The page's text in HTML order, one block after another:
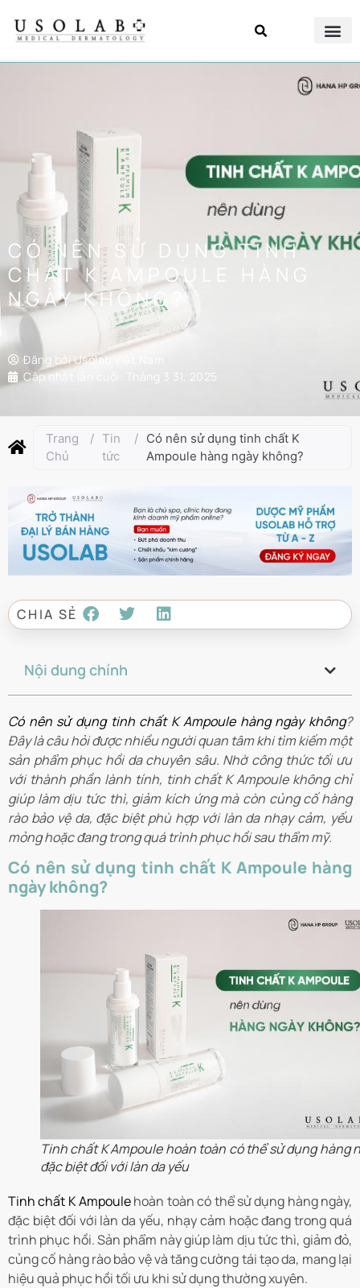
CÓ NÊN SỬ DỤNG TINH
CHẤT K AMPOULE HÀNG
NGÀY KHÔNG?
Đăng bởiUsolab Việt Nam
Cập nhật lần cuối:
Tháng 3 31, 2025
Trang
Chủ
/ Tin
tức
/ Có nên sử dụng tinh chất K
Ampoule hàng ngày không?
CHIA SẺ
Nội dung chính
Có nên sử dụng tinh chất K Ampoule hàng ngày không?
Đây là câu hỏi được nhiều người quan tâm khi tìm kiếm một
sản phẩm phục hồi da chuyên sâu. Nhờ công thức tối ưu
với thành phần lành tính, tinh chất K Ampoule không chỉ
giúp làm dịu tức thì, giảm kích ứng mà còn củng cố hàng
rào bảo vệ da, đặc biệt phù hợp với làn da nhạy cảm, yếu
mỏng hoặc đang trong quá trình phục hồi sau thẩm mỹ.
Có nên sử dụng tinh chất K Ampoule hàng
ngày không?
Tinh chất K Ampoule hoàn toàn có thể sử dụng hàng
đặc biệt đối với làn da yếu
Tinh chất K Ampoulehoàn toàn có thể sử dụng hàng ngày,
đặc biệt đối với làn da yếu, nhạy cảm hoặc đang trong quá
trình phục hồi. Sản phẩm này giúp làm dịu tức thì, giảm đỏ,
củng cố hàng rào bảo vệ và tăng cường tái tạo da, mang lại
hiệu quả phục hồi tối ưu khi sử dụng thường xuyên.